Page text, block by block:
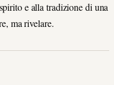
e alla tradizione di una
ma rivelare.